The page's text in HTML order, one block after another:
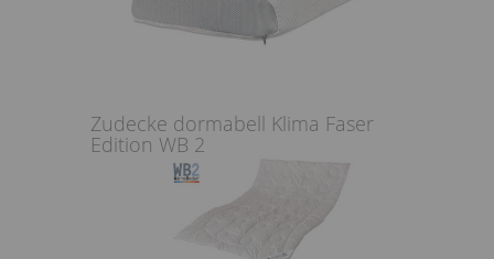
Zudecke dormabell Klima Faser
Edition WB 2